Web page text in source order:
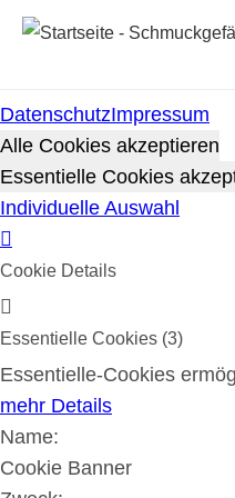
Cookie-Richtlinie
Cookies werden zur
DatenschutzImpressum
Alle Cookies akzeptieren
Essentielle Cookies
Individuelle Auswahl
Cookie Details
Essentielle Cookies (3)
Essentielle-Cookies
mehr Details
Name:
Cookie Banner